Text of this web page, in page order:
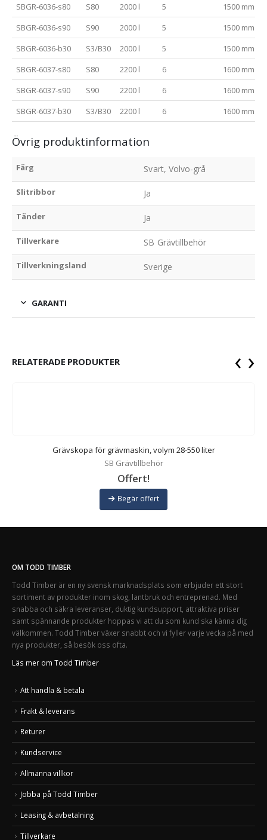
SBGR-6036-s80
S80 2000 l 5
1500 mm
SBGR-6036-s90
S90 2000 l 5
1500 mm
SBGR-6036-b30
S3/B30 2000 l 5
1500 mm
SBGR-6037-s80
S80 2200 l 6
1600 mm
SBGR-6037-s90
S90 2200 l 6
1600 mm
SBGR-6037-b30
S3/B30 2200 l 6 1600 mm
Övrig produktinformation
Färg Svart, Volvo-grå
Slitribbor Ja
Tänder Ja
Tillverkare SB Grävtillbehör
Tillverkningsland Sverige
GARANTI
RELATERADE PRODUKTER
Grävskopa för grävmaskin, volym 28-550 liter
SB Grävtillbehör
Offert!
Begär offert
‹ ›
OM TODD TIMBER
Todd Timber är en ny svensk marknadsplats som erbjuder ett stort
sortiment av produkter inom skog, lantbruk och entreprenad. Med
snabba och säkra leveranser, duktig kundsupport, attraktiva priser
samt spännande produkter hoppas vi att du som kund ska känna dig
välkommen. Todd Timber växer snabbt och vi fyller varje vecka på med
nya produkter, så besök oss ofta.
Läs mer om Todd Timber
Att handla & betala
Frakt & leverans
Returer
Kundservice
Allmänna villkor
Jobba på Todd Timber
Leasing & avbetalning
Tillverkare